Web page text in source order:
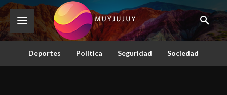
Deportes Política Seguridad Sociedad